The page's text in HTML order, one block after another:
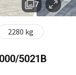
5021B
7
2280 kg